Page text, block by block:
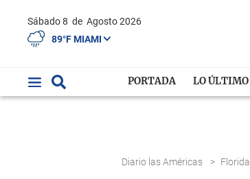
Sábado 8 de Agosto 2026
89°F MIAMI
PORTADA LO ÚLTIMO
Diario las Américas > Florida